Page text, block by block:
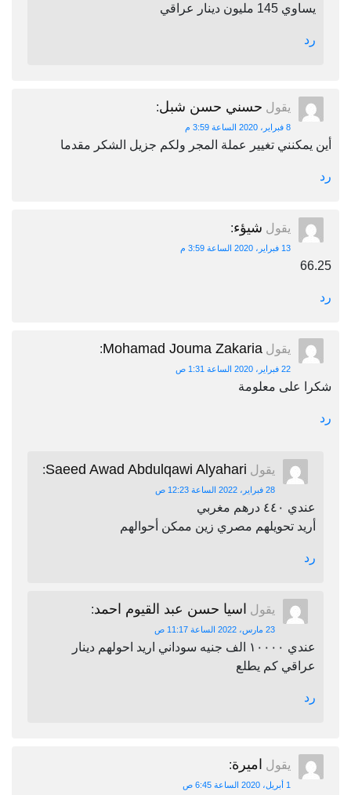
يساوي 145 مليون دينار عراقي
رد
يقول حسني حسن شبل:
8 فبراير، 2020 الساعة 3:59 م
أين يمكنني تغيير عملة المجر ولكم جزيل الشكر مقدما
رد
يقول شيؤء:
13 فبراير، 2020 الساعة 3:59 م
66.25
رد
يقول Mohamad Jouma Zakaria
:
22 فبراير، 2020 الساعة 1:31 ص
شكرا على معلومة
رد
يقول Saeed Awad Abdulqawi Alyahari
:
28 فبراير، 2022 الساعة 12:23 ص
عندي ٤٤٠ درهم مغربي
أريد تحويلهم مصري زين ممكن أحوالهم
رد
يقول اسيا حسن عبد القيوم احمد:
23 مارس، 2022 الساعة 11:17 ص
عندي ١٠٠٠٠ الف جنيه سوداني اريد احولهم دينار
عراقي كم يطلع
رد
يقول اميرة:
1 أبريل، 2020 الساعة 6:45 ص